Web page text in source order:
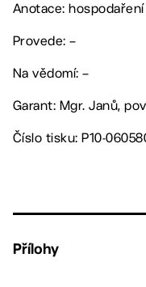
Anotace:
Provede: –
Na vědomí: –
Garant: Mgr. Janů,
Číslo tisku: P10-
Přílohy